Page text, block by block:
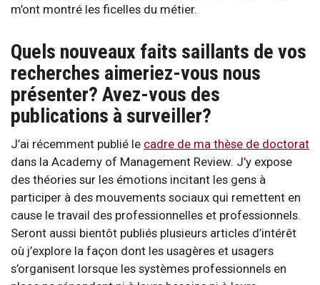
m’ont montré les ficelles du métier.
Quels nouveaux faits saillants de vos
recherches aimeriez-vous nous
présenter? Avez-vous des
publications à surveiller?
J’ai récemment publié le cadre de ma thèse de doctorat
dans la Academy of Management Review. J’y expose
des théories sur les émotions incitant les gens à
participer à des mouvements sociaux qui remettent en
cause le travail des professionnelles et professionnels.
Seront aussi bientôt publiés plusieurs articles d’intérêt
où j’explore la façon dont les usagères et usagers
s’organisent lorsque les systèmes professionnels en